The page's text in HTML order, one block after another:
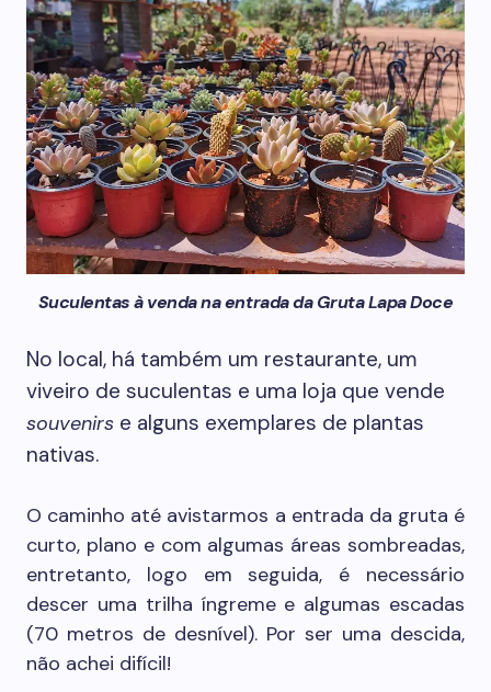
Suculentas à venda na entrada da Gruta Lapa Doce
No local, há também um restaurante, um
viveiro de suculentas e uma loja que vende
souvenirs e alguns exemplares de plantas
nativas.
O caminho até avistarmos a entrada da gruta é
curto, plano e com algumas áreas sombreadas,
entretanto, logo em seguida, é necessário
descer uma trilha íngreme e algumas escadas
(70 metros de desnível). Por ser uma descida,
não achei difícil!